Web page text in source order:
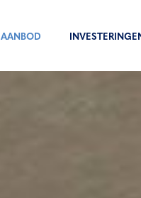
AANBOD